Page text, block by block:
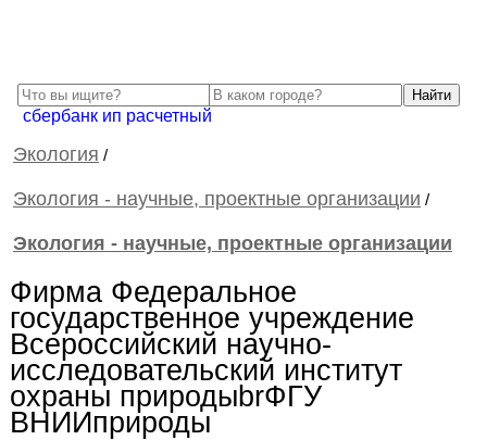
сбербанк ип расчетный
Экология /
Экология - научные, проектные организации /
Экология - научные, проектные организации
Фирма Федеральное
государственное учреждение
Всероссийский научно-
исследовательский институт
охраны природыbrФГУ
ВНИИприроды